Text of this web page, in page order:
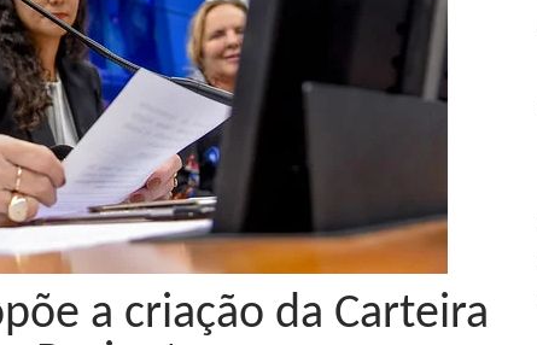
a criação da Carteira